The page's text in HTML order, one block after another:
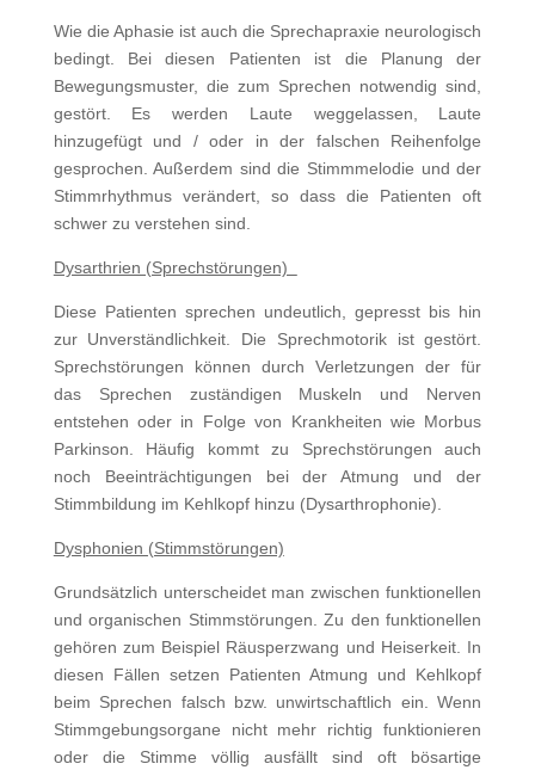
Wie die Aphasie ist auch die Sprechapraxie neurologisch
bedingt. Bei diesen Patienten ist die Planung der
Bewegungsmuster, die zum Sprechen notwendig sind,
gestört. Es werden Laute weggelassen, Laute
hinzugefügt und / oder in der falschen Reihenfolge
gesprochen. Außerdem sind die Stimmmelodie und der
Stimmrhythmus verändert, so dass die Patienten oft
schwer zu verstehen sind.
Dysarthrien (Sprechstörungen)
Diese Patienten sprechen undeutlich, gepresst bis hin
zur Unverständlichkeit. Die Sprechmotorik ist gestört.
Sprechstörungen können durch Verletzungen der für
das Sprechen zuständigen Muskeln und Nerven
entstehen oder in Folge von Krankheiten wie Morbus
Parkinson. Häufig kommt zu Sprechstörungen auch
noch Beeinträchtigungen bei der Atmung und der
Stimmbildung im Kehlkopf hinzu (Dysarthrophonie).
Dysphonien (Stimmstörungen)
Grundsätzlich unterscheidet man zwischen funktionellen
und organischen Stimmstörungen. Zu den funktionellen
gehören zum Beispiel Räusperzwang und Heiserkeit. In
diesen Fällen setzen Patienten Atmung und Kehlkopf
beim Sprechen falsch bzw. unwirtschaftlich ein. Wenn
Stimmgebungsorgane nicht mehr richtig funktionieren
oder die Stimme völlig ausfällt sind oft bösartige